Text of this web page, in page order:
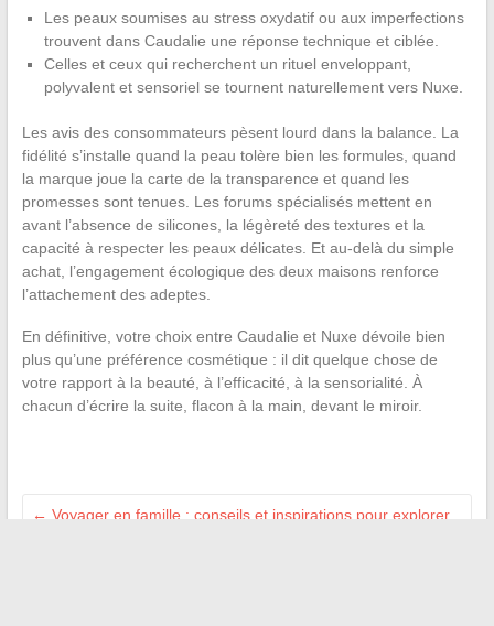
Les peaux soumises au stress oxydatif ou aux imperfections
trouvent dans Caudalie une réponse technique et ciblée.
Celles et ceux qui recherchent un rituel enveloppant,
polyvalent et sensoriel se tournent naturellement vers Nuxe.
Les avis des consommateurs pèsent lourd dans la balance. La
fidélité s’installe quand la peau tolère bien les formules, quand
la marque joue la carte de la transparence et quand les
promesses sont tenues. Les forums spécialisés mettent en
avant l’absence de silicones, la légèreté des textures et la
capacité à respecter les peaux délicates. Et au-delà du simple
achat, l’engagement écologique des deux maisons renforce
l’attachement des adeptes.
En définitive, votre choix entre Caudalie et Nuxe dévoile bien
plus qu’une préférence cosmétique : il dit quelque chose de
votre rapport à la beauté, à l’efficacité, à la sensorialité. À
chacun d’écrire la suite, flacon à la main, devant le miroir.
← Voyager en famille : conseils et inspirations pour explorer